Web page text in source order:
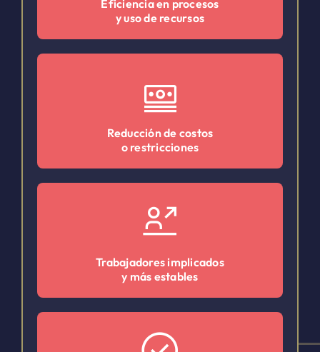
Eficiencia en procesos
y uso de recursos
Reducción de costos
o restricciones
Trabajadores implicados
y más estables